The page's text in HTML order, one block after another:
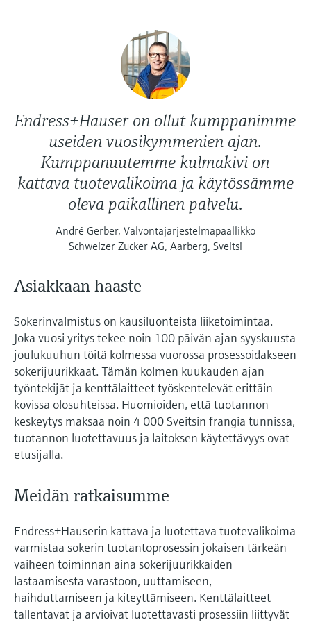
Löydä varaosat tuotteen juuren, tilauskoodin
tai sarjanumeron perusteella.
Memosens technology
läpinäkyvyyden ansiosta
Endress+Hauser on ollut kumppanimme
useiden vuosikymmenien ajan.
Kumppanuutemme kulmakivi on
kattava tuotevalikoima ja käytössämme
oleva paikallinen palvelu.
André Gerber, Valvontajärjestelmäpäällikkö
Schweizer Zucker AG, Aarberg, Sveitsi
Asiakkaan haaste
Sokerinvalmistus on kausiluonteista liiketoimintaa.
Joka vuosi yritys tekee noin 100 päivän ajan syyskuusta
joulukuuhun töitä kolmessa vuorossa prosessoidakseen
sokerijuurikkaat. Tämän kolmen kuukauden ajan
työntekijät ja kenttälaitteet työskentelevät erittäin
kovissa olosuhteissa. Huomioiden, että tuotannon
keskeytys maksaa noin 4 000 Sveitsin frangia tunnissa,
tuotannon luotettavuus ja laitoksen käytettävyys ovat
etusijalla.
Meidän ratkaisumme
Endress+Hauserin kattava ja luotettava tuotevalikoima
varmistaa sokerin tuotantoprosessin jokaisen tärkeän
vaiheen toiminnan aina sokerijuurikkaiden
lastaamisesta varastoon, uuttamiseen,
haihduttamiseen ja kiteyttämiseen. Kenttälaitteet
tallentavat ja arvioivat luotettavasti prosessiin liittyvät